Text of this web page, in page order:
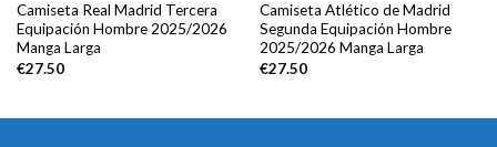
Camiseta Real Madrid Tercera
Equipación Hombre 2025/2026
Manga Larga
€27.50
Camiseta Atlético de Madrid
Segunda Equipación Hombre
2025/2026 Manga Larga
€27.50